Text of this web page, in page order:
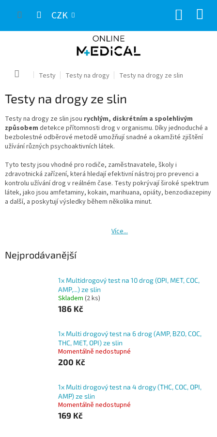
CZK
Domů Testy Testy na drogy Testy na drogy ze slin
Testy na drogy ze slin
Testy na drogy ze slin jsou rychlým, diskrétním a spolehlivým
způsobem detekce přítomnosti drog v organismu. Díky jednoduché a
bezbolestné odběrové metodě umožňují snadné a okamžité zjištění
užívání různých psychoaktivních látek.
Tyto testy jsou vhodné pro rodiče, zaměstnavatele, školy i
zdravotnická zařízení, která hledají efektivní nástroj pro prevenci a
kontrolu užívání drog v reálném čase. Testy pokrývají široké spektrum
látek, jako jsou amfetaminy, kokain, marihuana, opiáty, benzodiazepiny
a další, a poskytují výsledky během několika minut.
Více...
Nejprodávanější
1x Multidrogový test na 10 drog (OPI, MET, COC,
AMP,...) ze slin
Skladem (2 ks)
186 Kč
1x Multi drogový test na 6 drog (AMP, BZO, COC,
THC, MET, OPI) ze slin
Momentálně nedostupné
200 Kč
1x Multi drogový test na 4 drogy (THC, COC, OPI,
AMP) ze slin
Momentálně nedostupné
169 Kč